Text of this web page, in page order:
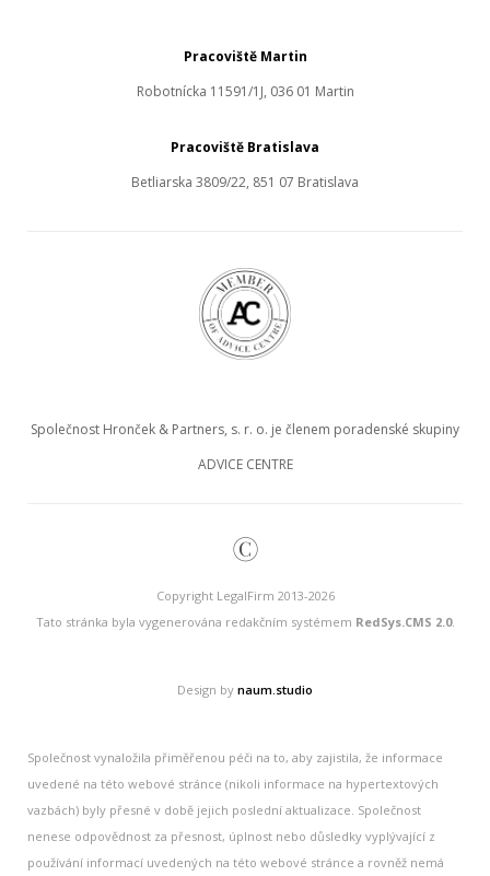
Pracoviště Martin
Robotnícka 11591/1J, 036 01 Martin
Pracoviště Bratislava
Betliarska 3809/22, 851 07 Bratislava
Společnost Hronček & Partners, s. r. o. je členem poradenské skupiny
ADVICE CENTRE
©
Copyright LegalFirm 2013-2026
Tato stránka byla vygenerována redakčním systémem RedSys.CMS 2.0.
Design by naum.studio
Společnost vynaložila přiměřenou péči na to, aby zajistila, že informace
uvedené na této webové stránce (nikoli informace na hypertextových
vazbách) byly přesné v době jejich poslední aktualizace. Společnost
nenese odpovědnost za přesnost, úplnost nebo důsledky vyplývající z
používání informací uvedených na této webové stránce a rovněž nemá